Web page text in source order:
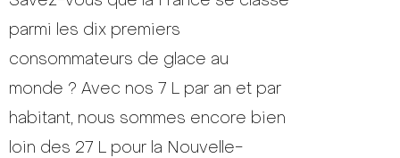
parmi les dix premiers
consommateurs de glace au
monde ? Avec nos 7 L par an et par
habitant, nous sommes encore bien
loin des 27 L pour la Nouvelle-